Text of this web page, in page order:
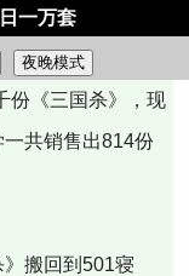
一万套
夜晚模式
份《三国杀》，现
共销售出814份
搬回到501寝